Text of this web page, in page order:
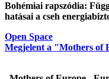
Bohémiai rapszódia:
hatásai a cseh
Open Space
Megjelent a "Mothers of